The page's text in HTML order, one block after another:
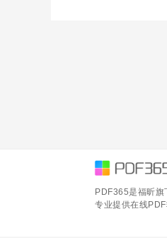
PDF365是福昕旗
专业提供在线